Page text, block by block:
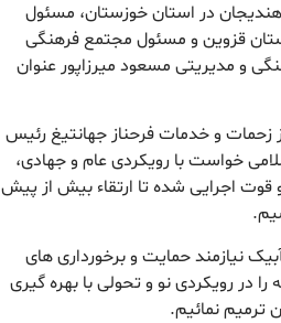
در استان خوزستان، مسئول
قزوین و مسئول مجتمع فرهنگی
و مدیریتی مسعود میرزاپور عنوان
زحمات و خدمات فرحناز جهانتیغ رئیس
خواست با رویکردی عام و جهادی،
اجرایی شده تا ارتقاء بیش از پیش
نیازمند حمایت و برخورداری های
در رویکردی نو و تحولی با بهره گیری
نمائیم.